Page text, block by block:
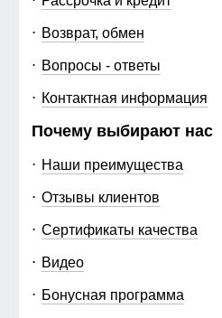
Возврат, обмен
Вопросы - ответы
Контактная информация
Почему выбирают нас
Наши преимущества
Отзывы клиентов
Сертификаты качества
Видео
Бонусная программа